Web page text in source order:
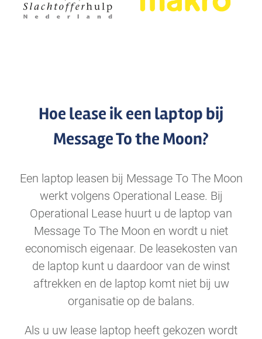
Hoe lease ik een laptop bij
Message To the Moon?
Een laptop leasen bij Message To The Moon
werkt volgens Operational Lease. Bij
Operational Lease huurt u de laptop van
Message To The Moon en wordt u niet
economisch eigenaar. De leasekosten van
de laptop kunt u daardoor van de winst
aftrekken en de laptop komt niet bij uw
organisatie op de balans.
Als u uw lease laptop heeft gekozen wordt